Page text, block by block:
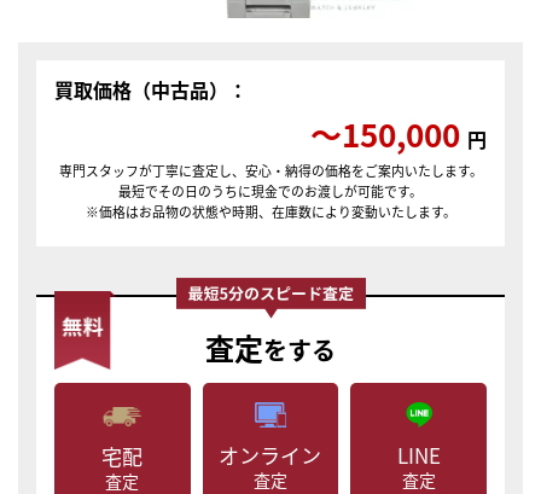
買取価格（中古品）：
〜150,000 円
専門スタッフが丁寧に査定し、安心・納得の価格をご案内いたします。
最短でその日のうちに現金でのお渡しが可能です。
※価格はお品物の状態や時期、在庫数により変動いたします。
査定をする
宅配
査定
オンライン
査定
LINE
査定